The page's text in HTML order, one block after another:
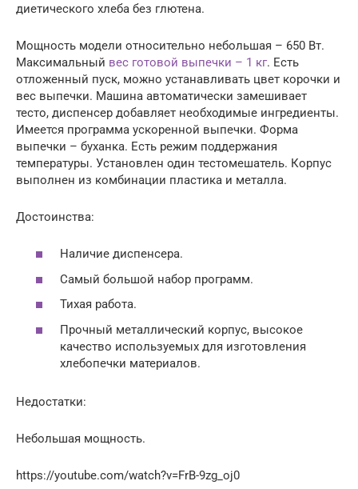
диетического хлеба без глютена.
Мощность модели относительно небольшая – 650 Вт.
Максимальный вес готовой выпечки – 1 кг. Есть
отложенный пуск, можно устанавливать цвет корочки и
вес выпечки. Машина автоматически замешивает
тесто, диспенсер добавляет необходимые ингредиенты.
Имеется программа ускоренной выпечки. Форма
выпечки – буханка. Есть режим поддержания
температуры. Установлен один тестомешатель. Корпус
выполнен из комбинации пластика и металла.
Достоинства:
Наличие диспенсера.
Самый большой набор программ.
Тихая работа.
Прочный металлический корпус, высокое
качество используемых для изготовления
хлебопечки материалов.
Недостатки:
Небольшая мощность.
https://youtube.com/watch?v=FrB-9zg_oj0